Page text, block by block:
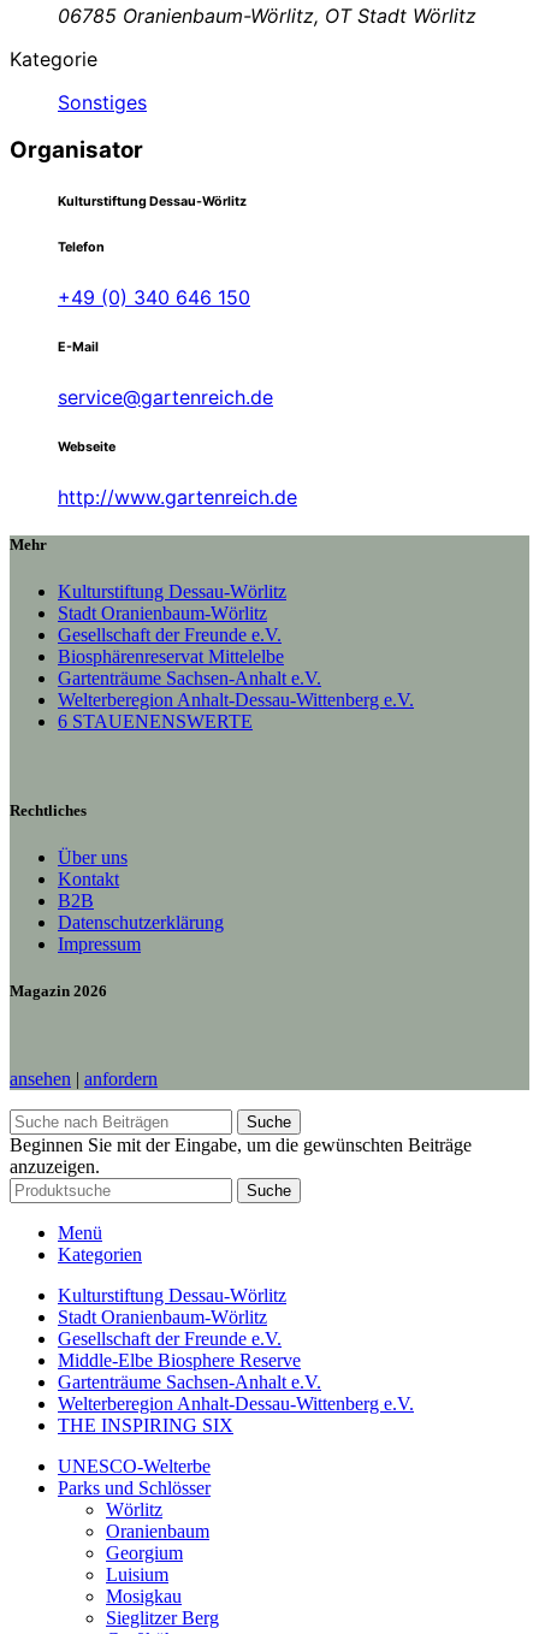
06785 Oranienbaum-Wörlitz, OT Stadt Wörlitz
Kategorie
Sonstiges
Organisator
Kulturstiftung Dessau-Wörlitz
Telefon
+49 (0) 340 646 150
E-Mail
service@gartenreich.de
Webseite
http://www.gartenreich.de
Mehr
Kulturstiftung Dessau-Wörlitz
Stadt Oranienbaum-Wörlitz
Gesellschaft der Freunde e.V.
Biosphärenreservat Mittelelbe
Gartenträume Sachsen-Anhalt e.V.
Welterberegion Anhalt-Dessau-Wittenberg e.V.
6 STAUENENSWERTE
Rechtliches
Über uns
Kontakt
B2B
Datenschutzerklärung
Impressum
Magazin 2026
ansehen | anfordern
Suche
Beginnen Sie mit der Eingabe, um die gewünschten Beiträge
anzuzeigen.
Suche
Menü
Kategorien
Kulturstiftung Dessau-Wörlitz
Stadt Oranienbaum-Wörlitz
Gesellschaft der Freunde e.V.
Middle-Elbe Biosphere Reserve
Gartenträume Sachsen-Anhalt e.V.
Welterberegion Anhalt-Dessau-Wittenberg e.V.
THE INSPIRING SIX
UNESCO-Welterbe
Parks und Schlösser
Wörlitz
Oranienbaum
Georgium
Luisium
Mosigkau
Sieglitzer Berg